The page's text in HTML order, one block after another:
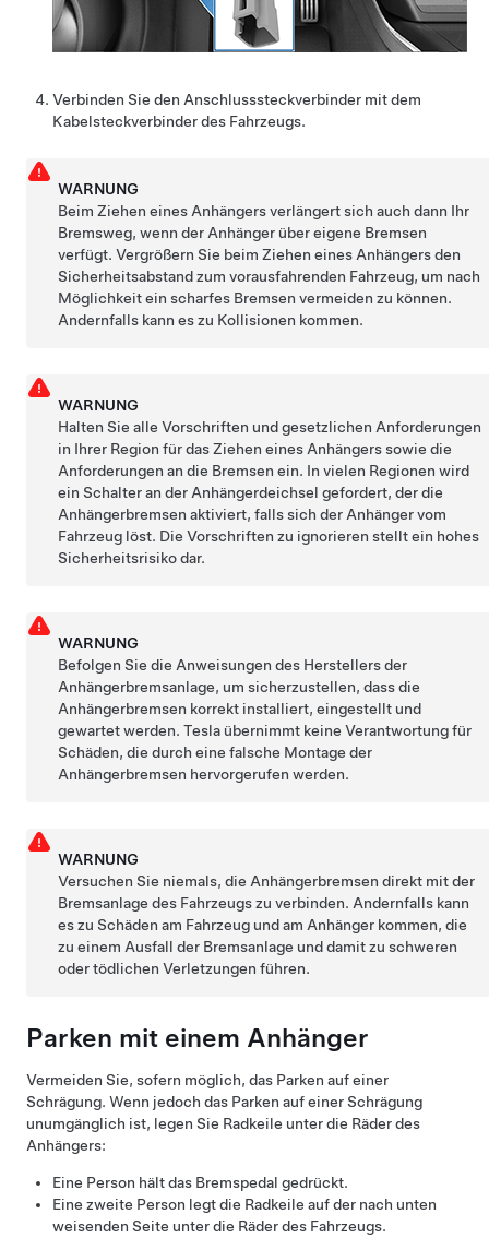
Verbinden Sie den Anschlusssteckverbinder mit dem
Kabelsteckverbinder des Fahrzeugs.
WARNUNG
Beim Ziehen eines Anhängers verlängert sich auch dann Ihr
Bremsweg, wenn der Anhänger über eigene Bremsen
verfügt. Vergrößern Sie beim Ziehen eines Anhängers den
Sicherheitsabstand zum vorausfahrenden Fahrzeug, um nach
Möglichkeit ein scharfes Bremsen vermeiden zu können.
Andernfalls kann es zu Kollisionen kommen.
WARNUNG
Halten Sie alle Vorschriften und gesetzlichen Anforderungen
in Ihrer Region für das Ziehen eines Anhängers sowie die
Anforderungen an die Bremsen ein. In vielen Regionen wird
ein Schalter an der Anhängerdeichsel gefordert, der die
Anhängerbremsen aktiviert, falls sich der Anhänger vom
Fahrzeug löst. Die Vorschriften zu ignorieren stellt ein hohes
Sicherheitsrisiko dar.
WARNUNG
Befolgen Sie die Anweisungen des Herstellers der
Anhängerbremsanlage, um sicherzustellen, dass die
Anhängerbremsen korrekt installiert, eingestellt und
gewartet werden. Tesla übernimmt keine Verantwortung für
Schäden, die durch eine falsche Montage der
Anhängerbremsen hervorgerufen werden.
WARNUNG
Versuchen Sie niemals, die Anhängerbremsen direkt mit der
Bremsanlage des Fahrzeugs zu verbinden. Andernfalls kann
es zu Schäden am Fahrzeug und am Anhänger kommen, die
zu einem Ausfall der Bremsanlage und damit zu schweren
oder tödlichen Verletzungen führen.
Parken mit einem Anhänger
Vermeiden Sie, sofern möglich, das Parken auf einer
Schrägung. Wenn jedoch das Parken auf einer Schrägung
unumgänglich ist, legen Sie Radkeile unter die Räder des
Anhängers:
Eine Person hält das Bremspedal gedrückt.
Eine zweite Person legt die Radkeile auf der nach unten
weisenden Seite unter die Räder des Fahrzeugs.